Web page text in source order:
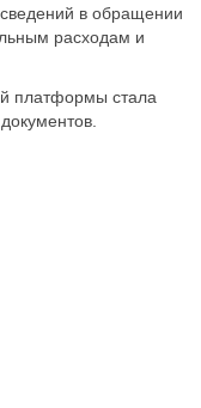
сведений в обращении
расходам и
платформы стала